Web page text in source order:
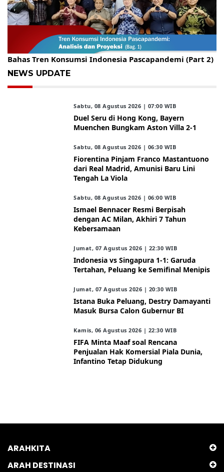
Gelar Kopdar, KBC Jakarta Raya Hadirkan Pakar Ritel
Bahas Tren Konsumsi Indonesia Pascapandemi (Part 2)
NEWS UPDATE
Sabtu, 08 Agustus 2026 | 07:00 WIB
Duel Seru di Hong Kong, Bayern
Muenchen Bungkam Aston Villa 2-1
Sabtu, 08 Agustus 2026 | 06:30 WIB
Fiorentina Pinjam Franco Mastantuono
dari Real Madrid, Amunisi Baru Lini
Tengah La Viola
Sabtu, 08 Agustus 2026 | 06:00 WIB
Ismael Bennacer Resmi Berpisah
dengan AC Milan, Akhiri 7 Tahun
Kebersamaan
Jumat, 07 Agustus 2026 | 22:30 WIB
Indonesia vs Singapura 1-1: Garuda
Tertahan, Peluang ke Semifinal Menipis
Jumat, 07 Agustus 2026 | 20:30 WIB
Istana Buka Peluang, Destry Damayanti
Masuk Bursa Calon Gubernur BI
Kamis, 06 Agustus 2026 | 22:30 WIB
FIFA Minta Maaf soal Rencana
Penjualan Hak Komersial Piala Dunia,
Infantino Tetap Didukung
ARAHKITA
ARAH DESTINASI